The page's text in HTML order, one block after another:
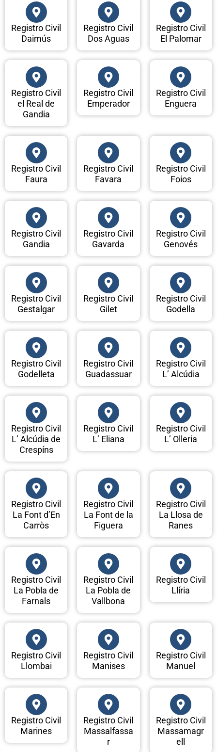
Registro Civil
Daimús
Registro Civil
Dos Aguas
Registro Civil
El Palomar
Registro Civil
el Real de
Gandia
Registro Civil
Emperador
Registro Civil
Enguera
Registro Civil
Faura
Registro Civil
Favara
Registro Civil
Foios
Registro Civil
Gandia
Registro Civil
Gavarda
Registro Civil
Genovés
Registro Civil
Gestalgar
Registro Civil
Gilet
Registro Civil
Godella
Registro Civil
Godelleta
Registro Civil
Guadassuar
Registro Civil
L’ Alcúdia
Registro Civil
L’ Alcúdia de
Crespíns
Registro Civil
L’ Eliana
Registro Civil
L’ Olleria
Registro Civil
La Font d’En
Carròs
Registro Civil
La Font de la
Figuera
Registro Civil
La Llosa de
Ranes
Registro Civil
La Pobla de
Farnals
Registro Civil
La Pobla de
Vallbona
Registro Civil
Llíria
Registro Civil
Llombai
Registro Civil
Manises
Registro Civil
Manuel
Registro Civil
Marines
Registro Civil
Massalfassa
r
Registro Civil
Massamagr
ell